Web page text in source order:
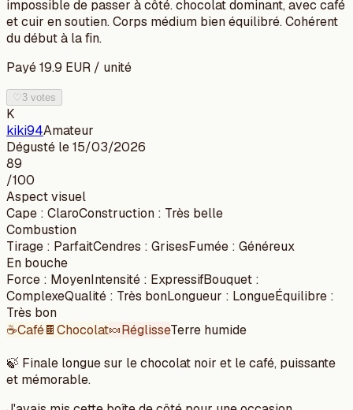
impossible de passer à côté. chocolat dominant, avec café
et cuir en soutien. Corps médium bien équilibré. Cohérent
du début à la fin.
Payé19.9 EUR / unité
♡ 3 votes
K
kiki94Amateur
Dégusté le15/03/2026
89
/100
Aspect visuel
Cape : ClaroConstruction : Très belle
Combustion
Tirage : ParfaitCendres : GrisesFumée : Généreux
En bouche
Force : MoyenIntensité : ExpressifBouquet :
ComplexeQualité : Très bonLongueur : LongueÉquilibre :
Très bon
☕Café🍫Chocolat🍬RéglisseTerre humide
🍃 Finale longue sur le chocolat noir et le café, puissante
et mémorable.